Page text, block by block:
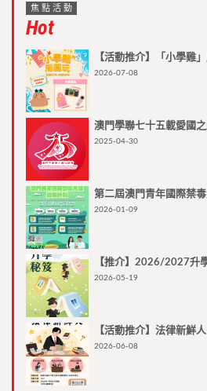
焦點活動
Hot
【活動推介】「小學雞
2026-07-08
澳門學聯七十五載愛國之
2025-04-30
第二屆澳門青年國際禁
2026-01-09
【推介】2026/2027升
2026-05-19
【活動推介】法律新鮮人
2026-06-08